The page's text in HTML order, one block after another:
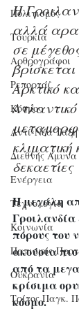
Πολιτισμός
Τουρκία
Αρθρογράφοι
Ρεπορτάζ
Κόσμος
Αντί-Νέα
Διεθνής Άμυνα
Ενέργεια
Τεχνολογία
Κοινωνία
Παπισμός-
Ουκρανία
Τρίτος Παγκ.
Η
αλλά
σε
Αρκτικό
κλιματική
δεκαετίες
Η μεγάλη
Γροιλανδία
πόρους του
ακούσια
από τα
κρίσιμα
κόσμο.